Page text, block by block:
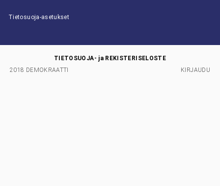
Tietosuoja-asetukset
2018 DEMOKRAATTI
TIETOSUOJA- ja REKISTERISELOSTE
KIRJAUDU